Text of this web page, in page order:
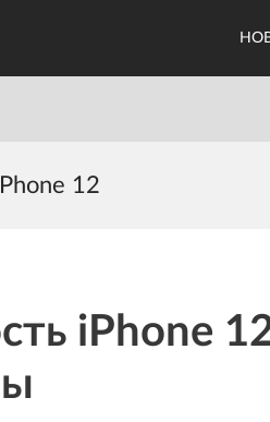
12
iPhone